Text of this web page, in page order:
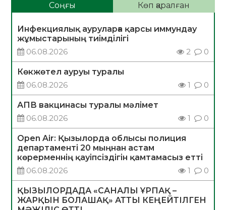
Соңғы Көп қаралған
Инфекциялық ауруларға қарсы иммундау
жұмыстарының тиімділігі
06.08.2026
2 0
Көкжөтел ауруы туралы
06.08.2026
1 0
АПВ вакцинасы туралы мәлімет
06.08.2026
1 0
Open Air: Қызылорда облысы полиция
департаменті 20 мыңнан астам
көрерменнің қауіпсіздігін қамтамасыз етті
06.08.2026
1 0
ҚЫЗЫЛОРДАДА «САНАЛЫ ҰРПАҚ –
ЖАРҚЫН БОЛАШАҚ» АТТЫ КЕҢЕЙТІЛГЕН